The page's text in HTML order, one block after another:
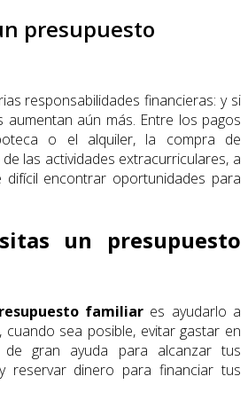
presupuesto
responsabilidades financieras: y si
aumentan aún más. Entre los pagos
o el alquiler, la compra de
las actividades extracurriculares, a
difícil encontrar oportunidades para
un presupuesto
familiares ayudarlo a
sea posible, evitar gastar en
de gran ayuda para alcanzar tus
y reservar dinero para financiar tus